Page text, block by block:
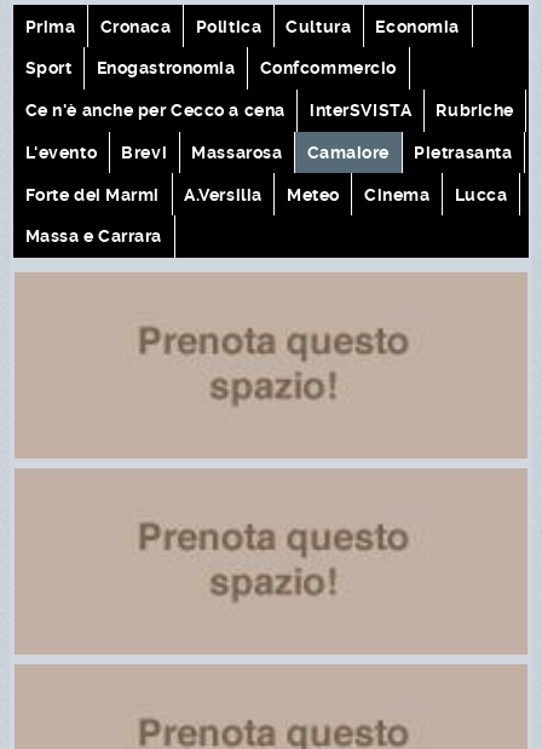
Prima Cronaca Politica Cultura Economia
Sport Enogastronomia Confcommercio
Ce n'è anche per Cecco a cena interSVISTA Rubriche
L'evento Brevi Massarosa Camaiore Pietrasanta
Forte dei Marmi A.Versilia Meteo Cinema Lucca
Massa e Carrara